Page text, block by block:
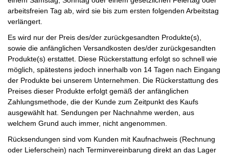
arbeitsfreien Tag ab, wird sie bis zum ersten folgenden Arbeitstag
verlängert.
Es wird nur der Preis des/der zurückgesandten Produkte(s),
sowie die anfänglichen Versandkosten des/der zurückgesandten
Produkte(s) erstattet. Diese Rückerstattung erfolgt so schnell wie
möglich, spätestens jedoch innerhalb von 14 Tagen nach Eingang
der Produkte bei unserem Unternehmen. Die Rückerstattung des
Preises dieser Produkte erfolgt gemäß der anfänglichen
Zahlungsmethode, die der Kunde zum Zeitpunkt des Kaufs
ausgewählt hat. Sendungen per Nachnahme werden, aus
welchem Grund auch immer, nicht angenommen.
Rücksendungen sind vom Kunden mit Kaufnachweis (Rechnung
oder Lieferschein) nach Terminvereinbarung direkt an das Lager